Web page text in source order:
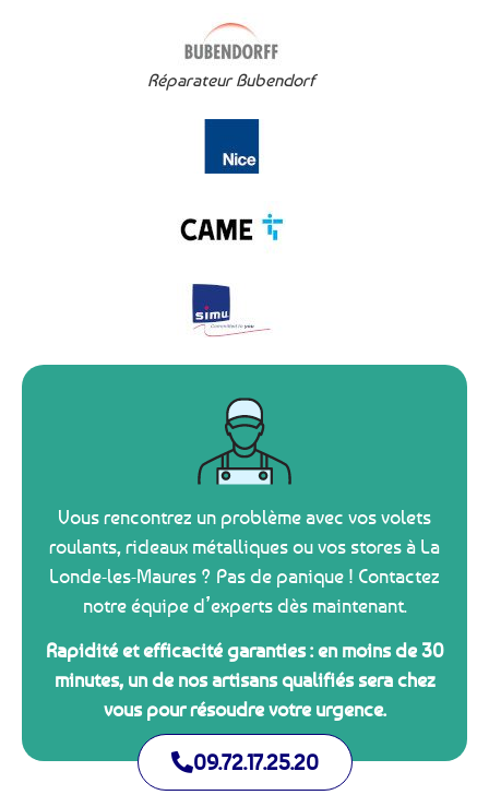
Réparateur Bubendorf
Vous rencontrez un problème avec vos volets
roulants, rideaux métalliques ou vos stores à La
Londe-les-Maures ? Pas de panique ! Contactez
notre équipe d’experts dès maintenant.
Rapidité et efficacité garanties : en moins de 30
minutes, un de nos artisans qualifiés sera chez
vous pour résoudre votre urgence.
09.72.17.25.20